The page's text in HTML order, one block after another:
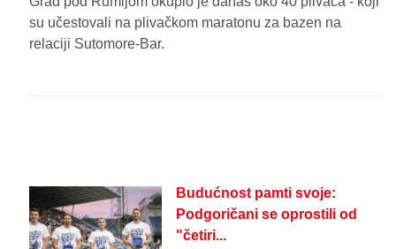
su učestovali na plivačkom maratonu za bazen na
relaciji Sutomore-Bar.
Budućnost pamti svoje:
Podgoričani se oprostili od
"četiri...